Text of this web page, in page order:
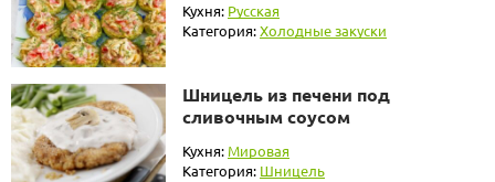
Кухня: Русская
Категория:Холодные закуски
Шницель из печени под
сливочным соусом
Кухня: Мировая
Категория: Шницель